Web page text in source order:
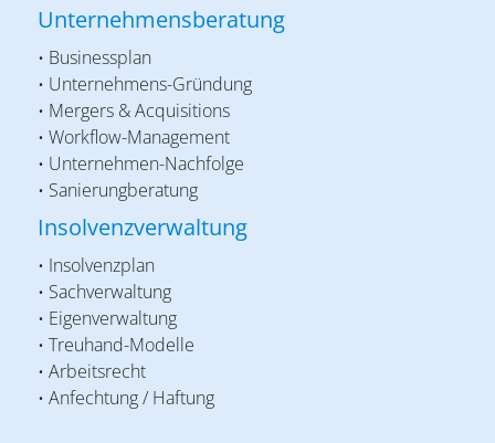
Unternehmensberatung
• Businessplan
• Unternehmens-Gründung
• Mergers & Acquisitions
• Workflow-Management
• Unternehmen-Nachfolge
• Sanierungberatung
Insolvenzverwaltung
• Insolvenzplan
• Sachverwaltung
• Eigenverwaltung
• Treuhand-Modelle
• Arbeitsrecht
• Anfechtung / Haftung